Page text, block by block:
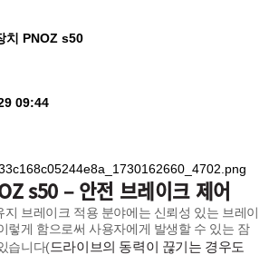
치 PNOZ s50
09:44
s50 – 안전 브레이크 제어
브레이크 적용 분야에는 신뢰성 있는 브레이
렇게 함으로써 사용자에게 발생할 수 있는 잠
습니다(드라이브의 동력이 끊기는 경우도